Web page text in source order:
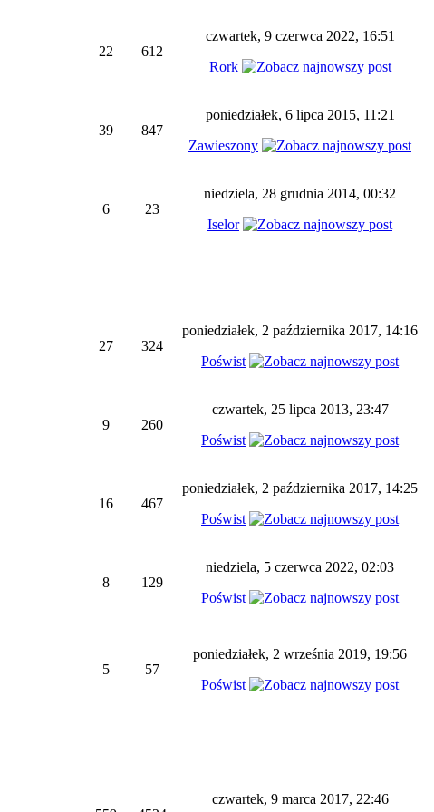
22 612
czwartek, 9 czerwca 2022, 16:51
Rork
39 847
poniedziałek, 6 lipca 2015, 11:21
Zawieszony
6 23
niedziela, 28 grudnia 2014, 00:32
Iselor
27 324
poniedziałek, 2 października 2017, 14:16
Poświst
9 260
czwartek, 25 lipca 2013, 23:47
Poświst
16 467
poniedziałek, 2 października 2017, 14:25
Poświst
8 129
niedziela, 5 czerwca 2022, 02:03
Poświst
5 57
poniedziałek, 2 września 2019, 19:56
Poświst
czwartek, 9 marca 2017, 22:46